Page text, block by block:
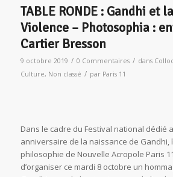
TABLE RONDE : Gandhi et
Violence – Photosophia :
Cartier Bresson
9 octobre 2019 / 0 Commentaires / dans
Culture, Non classé / par Paris 11
Dans le cadre du Festival national dédié
anniversaire de la naissance de Gandhi,
philosophie de Nouvelle Acropole Paris
d’organiser ce mardi 8 octobre un